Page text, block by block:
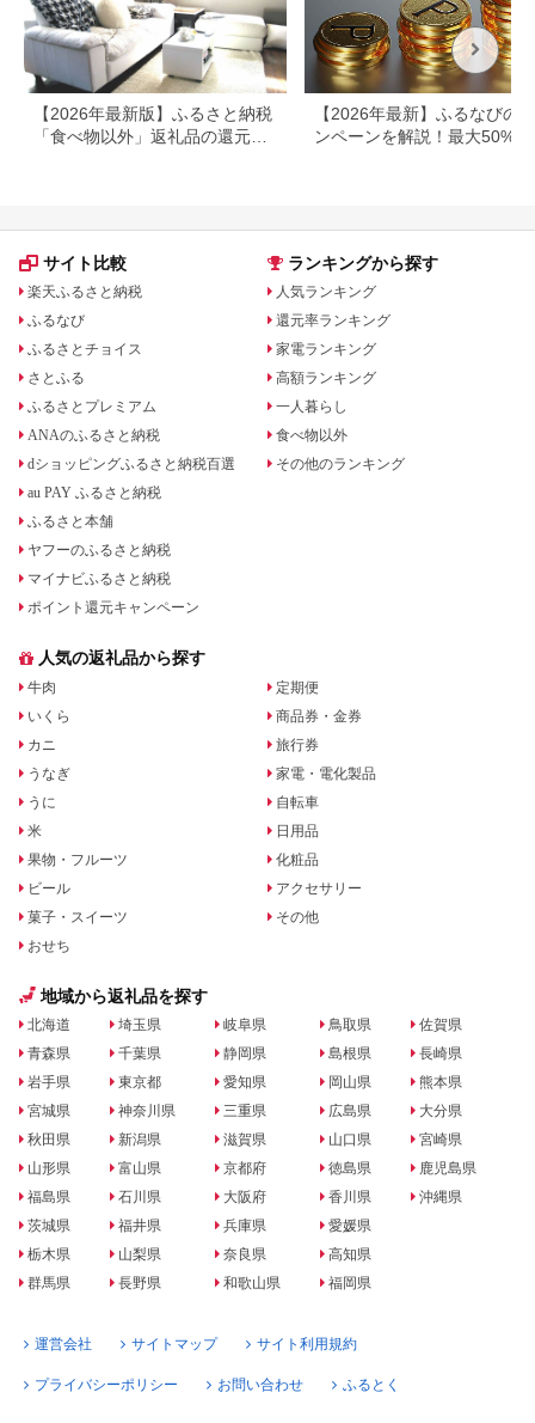
【2026年最新版】ふるさと納税
「食べ物以外」返礼品の還元率
【2026年最新】ふるなびの
ンペーンを解説！最大50%還
サイト比較
楽天ふるさと納税
ふるなび
ふるさとチョイス
さとふる
ふるさとプレミアム
ANAのふるさと納税
dショッピングふるさと納税百選
au PAY ふるさと納税
ふるさと本舗
ヤフーのふるさと納税
マイナビふるさと納税
ポイント還元キャンペーン
ランキングから探す
人気ランキング
還元率ランキング
家電ランキング
高額ランキング
一人暮らし
食べ物以外
その他のランキング
人気の返礼品から探す
牛肉
いくら
カニ
うなぎ
うに
米
果物・フルーツ
ビール
菓子・スイーツ
おせち
定期便
商品券・金券
旅行券
家電・電化製品
自転車
日用品
化粧品
アクセサリー
その他
地域から返礼品を探す
北海道
青森県
岩手県
宮城県
秋田県
山形県
福島県
茨城県
栃木県
群馬県
埼玉県
千葉県
東京都
神奈川県
新潟県
富山県
石川県
福井県
山梨県
長野県
岐阜県
静岡県
愛知県
三重県
滋賀県
京都府
大阪府
兵庫県
奈良県
和歌山県
鳥取県
島根県
岡山県
広島県
山口県
徳島県
香川県
愛媛県
高知県
福岡県
佐賀県
長崎県
熊本県
大分県
宮崎県
鹿児島県
沖縄県
運営会社 サイトマップ サイト利用規約
プライバシーポリシー お問い合わせ ふるとく